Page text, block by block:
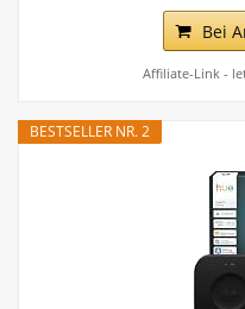
Bei
Affiliate-Link -
BESTSELLER NR. 2